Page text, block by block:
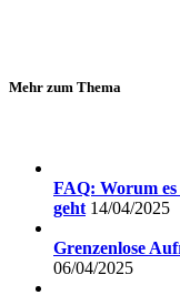
Mehr zum Thema
FAQ: Worum
geht 14/04/2025
Grenzenlose
06/04/2025